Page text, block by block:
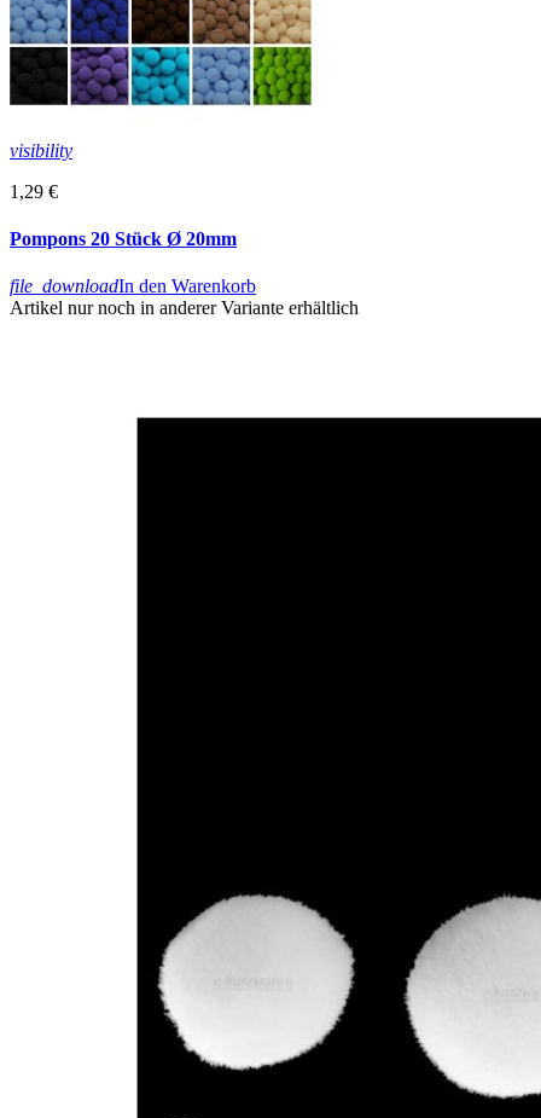
visibility
1,29 €
Pompons 20 Stück Ø 20mm
file_downloadIn den Warenkorb
Artikel nur noch in anderer Variante erhältlich